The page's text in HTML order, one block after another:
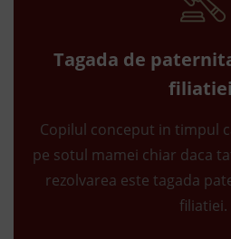
Tagada de
Copilul conceput in timpul
pe sotul mamei chiar daca
rezolvarea este tagada
filiatiei.